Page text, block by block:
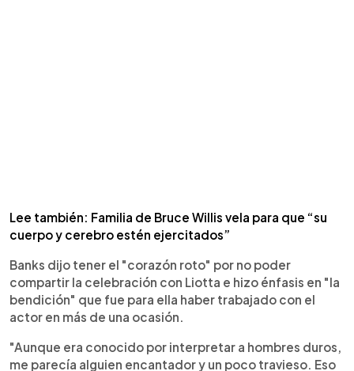
Lee también: Familia de Bruce Willis vela para que “su
cuerpo y cerebro estén ejercitados”
Banks dijo tener el "corazón roto" por no poder
compartir la celebración con Liotta e hizo énfasis en "la
bendición" que fue para ella haber trabajado con el
actor en más de una ocasión.
"Aunque era conocido por interpretar a hombres duros,
me parecía alguien encantador y un poco travieso. Eso